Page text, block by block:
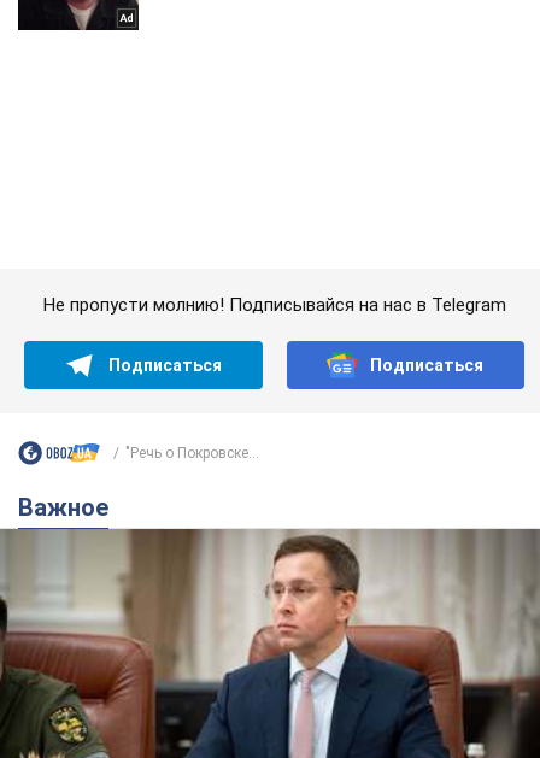
С 1 сентября украинским учителям повысят
зарплаты: Корецкий раскрыл подробности
Одновременно с повышением зарплат педагогам
правительство объявило об увеличении студенческих
стипендий
7.08.2026 00:29 12,0 т.